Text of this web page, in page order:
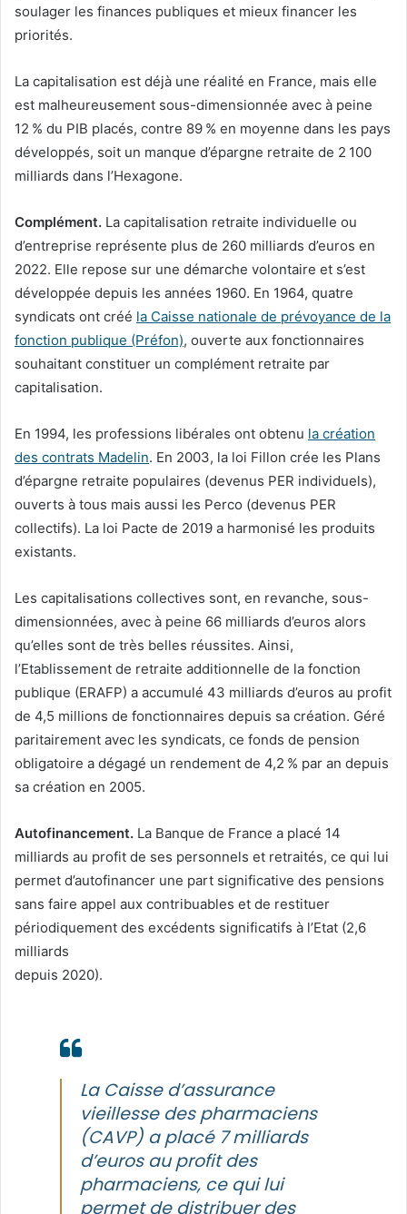
soulager les finances publiques et mieux financer les
priorités.
La capitalisation est déjà une réalité en France, mais elle
est malheureusement sous-dimensionnée avec à peine
12 % du PIB placés, contre 89 % en moyenne dans les pays
développés, soit un manque d’épargne retraite de 2 100
milliards dans l’Hexagone.
Complément. La capitalisation retraite individuelle ou
d’entreprise représente plus de 260 milliards d’euros en
2022. Elle repose sur une démarche volontaire et s’est
développée depuis les années 1960. En 1964, quatre
syndicats ont créé la Caisse nationale de prévoyance de la
fonction publique (Préfon), ouverte aux fonctionnaires
souhaitant constituer un complément retraite par
capitalisation.
En 1994, les professions libérales ont obtenu la création
des contrats Madelin. En 2003, la loi Fillon crée les Plans
d’épargne retraite populaires (devenus PER individuels),
ouverts à tous mais aussi les Perco (devenus PER
collectifs). La loi Pacte de 2019 a harmonisé les produits
existants.
Les capitalisations collectives sont, en revanche, sous-
dimensionnées, avec à peine 66 milliards d’euros alors
qu’elles sont de très belles réussites. Ainsi,
l’Etablissement de retraite additionnelle de la fonction
publique (ERAFP) a accumulé 43 milliards d’euros au profit
de 4,5 millions de fonctionnaires depuis sa création. Géré
paritairement avec les syndicats, ce fonds de pension
obligatoire a dégagé un rendement de 4,2 % par an depuis
sa création en 2005.
Autofinancement. La Banque de France a placé 14
milliards au profit de ses personnels et retraités, ce qui lui
permet d’autofinancer une part significative des pensions
sans faire appel aux contribuables et de restituer
périodiquement des excédents significatifs à l’Etat (2,6
milliards
depuis 2020).
La Caisse d’assurance
vieillesse des pharmaciens
(CAVP) a placé 7 milliards
d’euros au profit des
pharmaciens, ce qui lui
permet de distribuer des